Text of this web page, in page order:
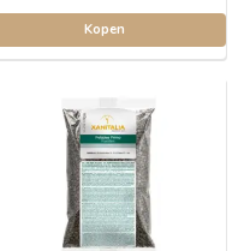
Kopen